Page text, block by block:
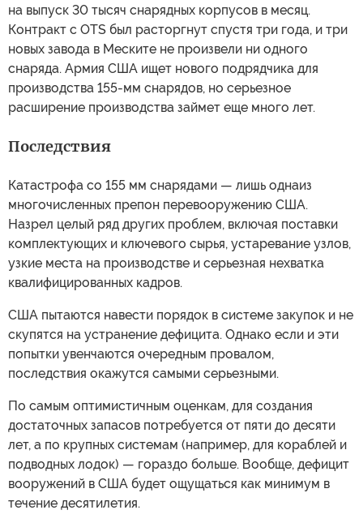
на выпуск 30 тысяч снарядных корпусов в месяц.
Контракт с OTS был расторгнут спустя три года, и три
новых завода в Меските не произвели ни одного
снаряда. Армия США ищет нового подрядчика для
производства 155-мм снарядов, но серьезное
расширение производства займет еще много лет.
Последствия
Катастрофа со 155 мм снарядами — лишь однаиз
многочисленных препон перевооружению США.
Назрел целый ряд других проблем, включая поставки
комплектующих и ключевого сырья, устаревание узлов,
узкие места на производстве и серьезная нехватка
квалифицированных кадров.
США пытаются навести порядок в системе закупок и не
скупятся на устранение дефицита. Однако если и эти
попытки увенчаются очередным провалом,
последствия окажутся самыми серьезными.
По самым оптимистичным оценкам, для создания
достаточных запасов потребуется от пяти до десяти
лет, а по крупных системам (например, для кораблей и
подводных лодок) — гораздо больше. Вообще, дефицит
вооружений в США будет ощущаться как минимум в
течение десятилетия.